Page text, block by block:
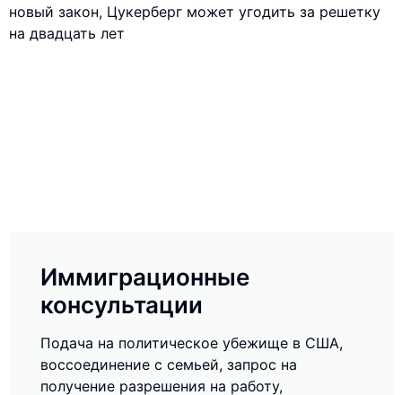
новый закон, Цукерберг может угодить за решетку
на двадцать лет
Иммиграционные
консультации
Подача на политическое убежище в США,
воссоединение с семьей, запрос на
получение разрешения на работу,